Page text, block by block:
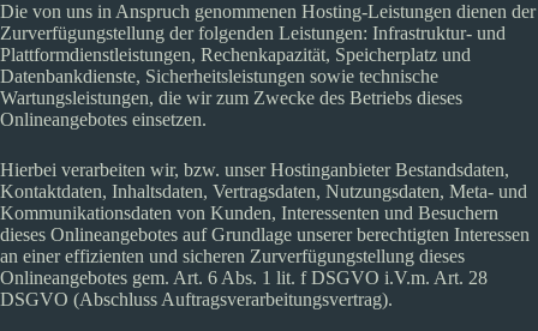
Die von uns in Anspruch genommenen Hosting-Leistungen dienen der
Zurverfügungstellung der folgenden Leistungen: Infrastruktur- und
Plattformdienstleistungen, Rechenkapazität, Speicherplatz und
Datenbankdienste, Sicherheitsleistungen sowie technische
Wartungsleistungen, die wir zum Zwecke des Betriebs dieses
Onlineangebotes einsetzen.
Hierbei verarbeiten wir, bzw. unser Hostinganbieter Bestandsdaten,
Kontaktdaten, Inhaltsdaten, Vertragsdaten, Nutzungsdaten, Meta- und
Kommunikationsdaten von Kunden, Interessenten und Besuchern
dieses Onlineangebotes auf Grundlage unserer berechtigten Interessen
an einer effizienten und sicheren Zurverfügungstellung dieses
Onlineangebotes gem. Art. 6 Abs. 1 lit. f DSGVO i.V.m. Art. 28
DSGVO (Abschluss Auftragsverarbeitungsvertrag).